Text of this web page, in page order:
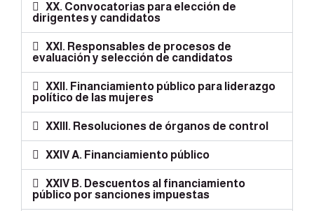
XX. Convocatorias para elección de
dirigentes y candidatos
XXI. Responsables de procesos de
evaluación y selección de candidatos
XXII. Financiamiento público para liderazgo
político de las mujeres
XXIII. Resoluciones de órganos de control
XXIV A. Financiamiento público
XXIV B. Descuentos al financiamiento
público por sanciones impuestas